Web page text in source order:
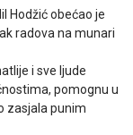
Hodžić obećao je
radova na munari
i sve ljude
pomognu u
zasjala punim